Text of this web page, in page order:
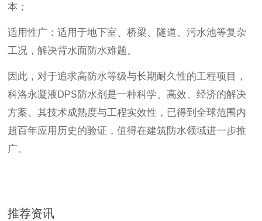
本；
适用性广：适用于地下室、桥梁、隧道、污水池等复杂
工况，解决背水面防水难题。
因此，对于追求高防水等级与长期耐久性的工程项目，
科洛永凝液DPS防水剂是一种科学、高效、经济的解决
方案。其技术成熟度与工程实效性，已得到全球范围内
超百年应用历史的验证，值得在建筑防水领域进一步推
广。
推荐资讯